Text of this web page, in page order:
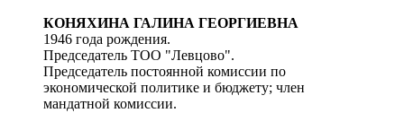
КОНЯХИНА ГАЛИНА ГЕОРГИЕВНА
1946 года рождения.
Председатель ТОО "Левцово".
Председатель постоянной комиссии по
экономической политике и бюджету; член
мандатной комиссии.